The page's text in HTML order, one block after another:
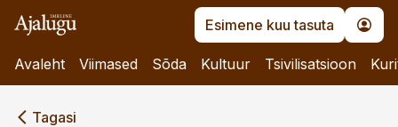
Esimene kuu tasuta
Avaleht Viimased Sõda Kultuur Tsivilisatsioon
Tagasi